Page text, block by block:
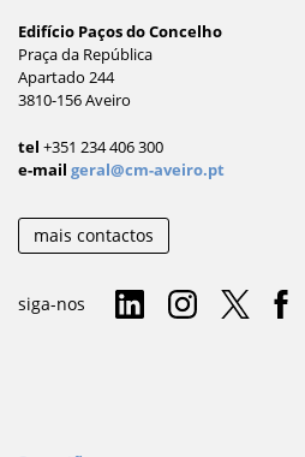
Edifício Paços do Concelho
Praça da República
Apartado 244
3810-156 Aveiro
tel +351 234 406 300
e-mail geral@cm-aveiro.pt
mais contactos
siga-nos